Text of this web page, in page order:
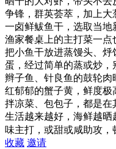
争锋，群英荟萃，加上大
一卤鲜鲅鱼干，选取当
渔家餐桌上的主打菜一点
把小鱼干放进蒸馒头、
蛋，经过简单的蒸或炒，
辫子鱼、针良鱼的鼓轮肉
红郁郁的蟹子黄，鲜度极
拌凉菜、包包子，都是在
生活越来越好，海鲜越晒
味主打，或甜或咸助攻，
收藏 邀请